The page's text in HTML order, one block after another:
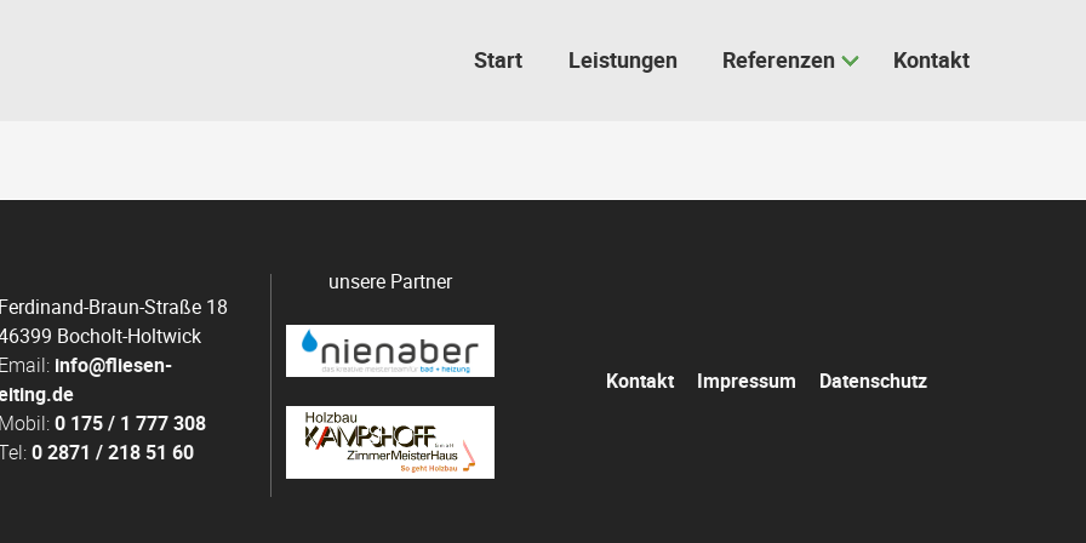
Start Leistungen Referenzen Kontakt
Ferdinand-Braun-Straße 18
Bocholt-Holtwick
Email: info@fliesen-
Mobil:0 175 / 1 777 308
0 2871 / 218 51 60
unsere Partner
Kontakt Impressum Datenschutz